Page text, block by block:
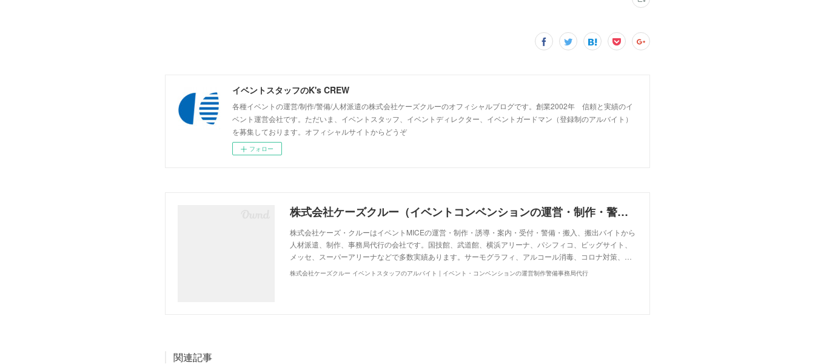
イベントスタッフのK's CREW
各種イベントの運営/制作/警備/人材派遣の株式会社ケーズクルーのオフィシャルブログです。創業2002年 信頼と実績のイ
ベント運営会社です。ただいま、イベントスタッフ、イベントディレクター、イベントガードマン（登録制のアルバイト）
を募集しております。オフィシャルサイトからどうぞ
フォロー
株式会社ケーズクルー（イベントコンベンションの運営・制作・警備・人材派遣・事務局代行・アルバイト求人・イベントバイト）
株式会社ケーズ・クルーはイベントMICEの運営・制作・誘導・案内・受付・警備・搬入、搬出バイトから
人材派遣、制作、事務局代行の会社です。国技館、武道館、横浜アリーナ、パシフィコ、ビッグサイト、
メッセ、スーパーアリーナなどで多数実績あります。サーモグラフィ、アルコール消毒、コロナ対策、…
株式会社ケーズクルー イベントスタッフのアルバイト | イベント・コンベンションの運営制作警備事務局代行
関連記事